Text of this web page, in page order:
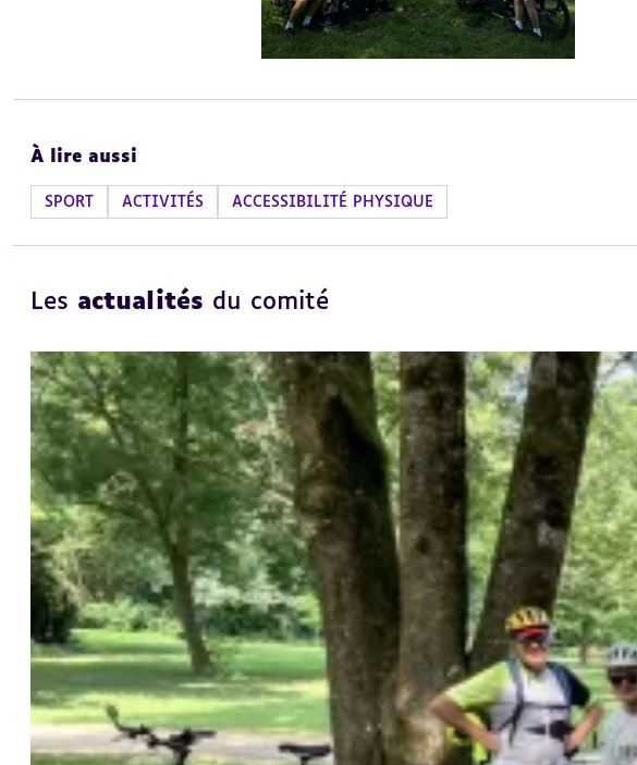
À lire aussi
SPORT ACTIVITÉS ACCESSIBILITÉ PHYSIQUE
Les actualités du comité